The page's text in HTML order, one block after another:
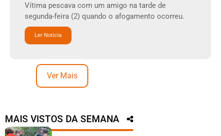
Vítima pescava com um amigo na tarde de
segunda-feira (2) quando o afogamento ocorreu.
Ler Noticia
Ver Mais
MAIS VISTOS DA SEMANA